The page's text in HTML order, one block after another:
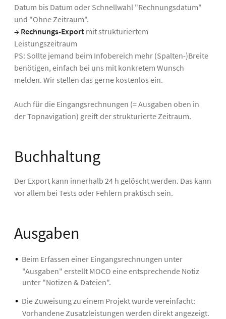
Datum bis Datum oder Schnellwahl "Rechnungsdatum"
und "Ohne Zeitraum".
→ Rechnungs-Export mit strukturiertem
Leistungszeitraum
PS: Sollte jemand beim Infobereich mehr (Spalten-)Breite
benötigen, einfach bei uns mit konkretem Wunsch
melden. Wir stellen das gerne kostenlos ein.
Auch für die Eingangsrechnungen (= Ausgaben oben in
der Topnavigation) greift der strukturierte Zeitraum.
Buchhaltung
Der Export kann innerhalb 24 h gelöscht werden. Das kann
vor allem bei Tests oder Fehlern praktisch sein.
Ausgaben
Beim Erfassen einer Eingangsrechnungen unter
"Ausgaben" erstellt MOCO eine entsprechende Notiz
unter "Notizen & Dateien".
Die Zuweisung zu einem Projekt wurde vereinfacht:
Vorhandene Zusatzleistungen werden direkt angezeigt.